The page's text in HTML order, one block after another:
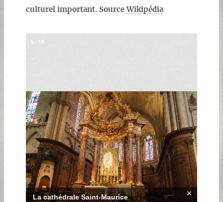
culturel important. Source Wikipédia
La cathédrale Saint-Maurice
×
1 / 10